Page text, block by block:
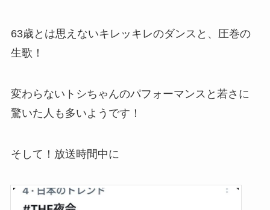
63歳とは思えないキレッキレのダンスと、圧巻の
生歌！
変わらないトシちゃんのパフォーマンスと若さに
驚いた人も多いようです！
そして！放送時間中に